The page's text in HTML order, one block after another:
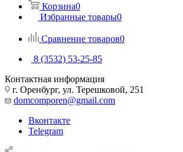
Корзина0
Избранные товары0
Сравнение товаров0
8 (3532) 53-25-85
Контактная информация
г. Оренбург, ул. Терешковой, 251
domcomporen@gmail.com
Вконтакте
Telegram